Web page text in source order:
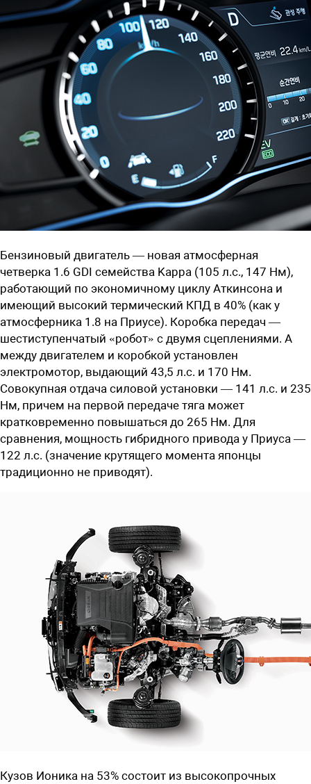
Бензиновый двигатель — новая атмосферная
четверка 1.6 GDI семейства Kappa (105 л.с., 147 Нм),
работающий по экономичному циклу Аткинсона и
имеющий высокий термический КПД в 40% (как у
атмосферника 1.8 на Приусе). Коробка передач —
шестиступенчатый «робот» с двумя сцеплениями. А
между двигателем и коробкой установлен
электромотор, выдающий 43,5 л.с. и 170 Нм.
Совокупная отдача силовой установки — 141 л.с. и 235
Нм, причем на первой передаче тяга может
кратковременно повышаться до 265 Нм. Для
сравнения, мощность гибридного привода у Приуса —
122 л.с. (значение крутящего момента японцы
традиционно не приводят).
Кузов Ионика на 53% состоит из высокопрочных